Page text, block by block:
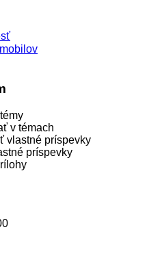
v témach
vlastné príspevky
príspevky